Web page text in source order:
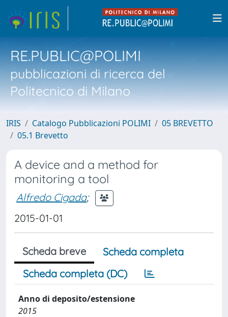
RE.PUBLIC@POLIMI
pubblicazioni di ricerca del
Politecnico di Milano
IRIS Catalogo Pubblicazioni POLIMI
05 BREVETTO
05.1 Brevetto
A device and a method for
monitoring a tool
Alfredo Cigada;
2015-01-01
Scheda breve
Scheda completa
Scheda completa (DC)
Anno di deposito/estensione
2015